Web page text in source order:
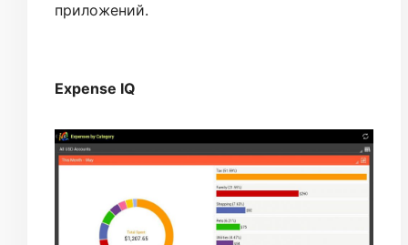
приложений.
Expense IQ